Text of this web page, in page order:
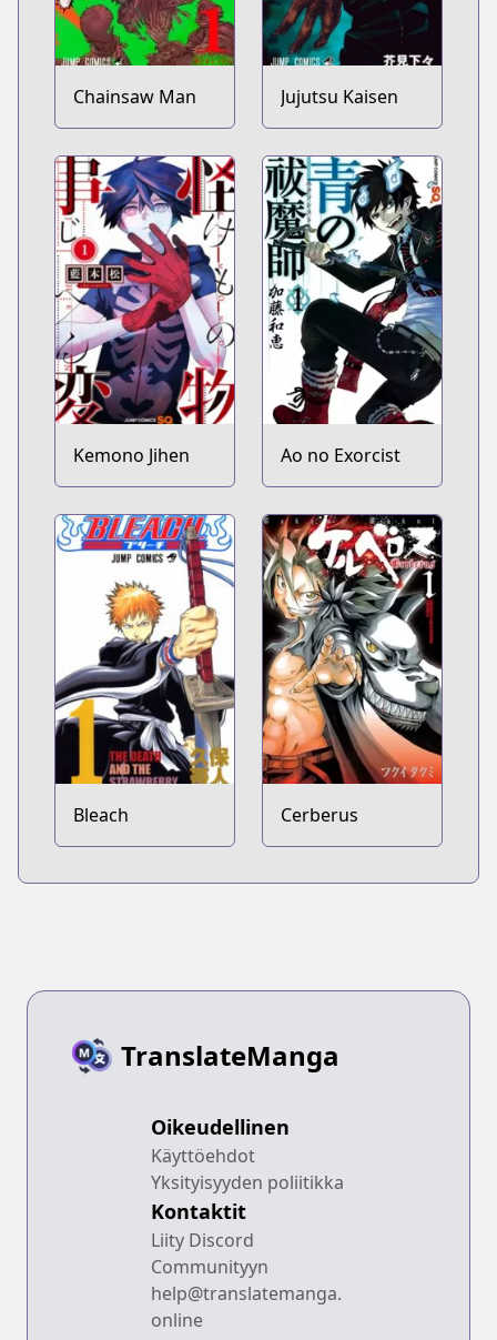
Chainsaw Man Jujutsu Kaisen
Kemono Jihen Ao no Exorcist
Bleach Cerberus
TranslateManga
Oikeudellinen
Käyttöehdot
Yksityisyyden poliitikka
Kontaktit
Liity Discord
Communityyn
help@translatemanga.
online